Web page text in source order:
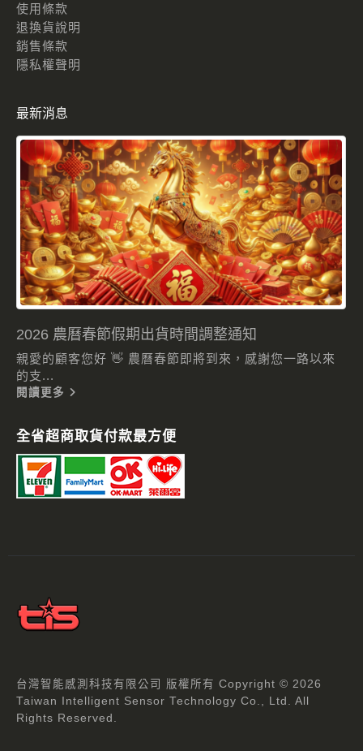
使用條款
退換貨說明
銷售條款
隱私權聲明
最新消息
2026 農曆春節假期出貨時間調整通知
親愛的顧客您好 👋 農曆春節即將到來，感謝您一路以來
的支...
閱讀更多
全省超商取貨付款最方便
台灣智能感測科技有限公司 版權所有 Copyright © 2026
Taiwan Intelligent Sensor Technology Co., Ltd. All
Rights Reserved.